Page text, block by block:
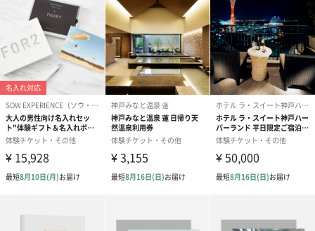
・ご利用できる体験の種類や施設、コース内容、エリ
ア等は、予告なく変更になる場合があります。最新情
報は、予約サイトでご確認いただけます
・体験場所までの往復交通費など諸経費はお客様のご
負担となります
商品オプション情報
お届けボックスオプション
配送用のダンボールを装飾いたします。お相手のご住所に直接お
合は、紙袋との併用もおすすめです。